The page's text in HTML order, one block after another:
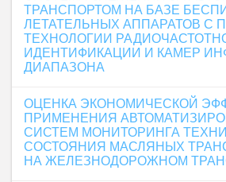
ТРАНСПОРТОМ НА БАЗЕ
ЛЕТАТЕЛЬНЫХ АППАРАТОВ С
ТЕХНОЛОГИИ
ИДЕНТИФИКАЦИИ И КАМЕР
ДИАПАЗОНА
ОЦЕНКА ЭКОНОМИЧЕСКОЙ
ПРИМЕНЕНИЯ
СИСТЕМ МОНИТОРИНГА
СОСТОЯНИЯ МАСЛЯНЫХ
НА ЖЕЛЕЗНОДОРОЖНОМ